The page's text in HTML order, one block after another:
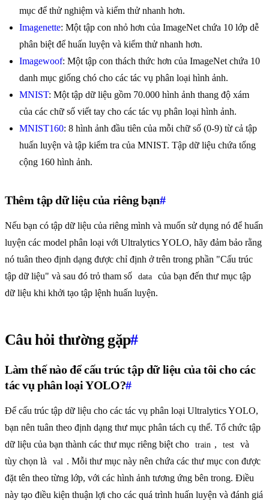
mục để thử nghiệm và kiểm thử nhanh hơn.
Imagenette: Một tập con nhỏ hơn của ImageNet chứa 10 lớp dễ
phân biệt để huấn luyện và kiểm thử nhanh hơn.
Imagewoof: Một tập con thách thức hơn của ImageNet chứa 10
danh mục giống chó cho các tác vụ phân loại hình ảnh.
MNIST: Một tập dữ liệu gồm 70.000 hình ảnh thang độ xám
của các chữ số viết tay cho các tác vụ phân loại hình ảnh.
MNIST160: 8 hình ảnh đầu tiên của mỗi chữ số (0-9) từ cả tập
huấn luyện và tập kiểm tra của MNIST. Tập dữ liệu chứa tổng
cộng 160 hình ảnh.
Thêm tập dữ liệu của riêng bạn#
Nếu bạn có tập dữ liệu của riêng mình và muốn sử dụng nó để huấn
luyện các model phân loại với Ultralytics YOLO, hãy đảm bảo rằng
nó tuân theo định dạng được chỉ định ở trên trong phần "Cấu trúc
tập dữ liệu" và sau đó trỏ tham số
data
của bạn đến thư mục tập
dữ liệu khi khởi tạo tập lệnh huấn luyện.
Câu hỏi thường gặp#
Làm thế nào để cấu trúc tập dữ liệu của tôi cho các
tác vụ phân loại YOLO?#
Để cấu trúc tập dữ liệu cho các tác vụ phân loại Ultralytics YOLO,
bạn nên tuân theo định dạng thư mục phân tách cụ thể. Tổ chức tập
dữ liệu của bạn thành các thư mục riêng biệt cho
train , test
và
tùy chọn là
val . Mỗi thư mục này nên chứa các thư mục con được
đặt tên theo từng lớp, với các hình ảnh tương ứng bên trong. Điều
này tạo điều kiện thuận lợi cho các quá trình huấn luyện và đánh giá